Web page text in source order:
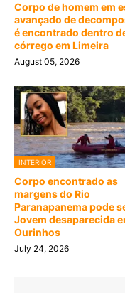
Corpo de homem em
avançado de
é encontrado dentro
córrego em Limeira
August 05, 2026
INTERIOR
Corpo encontrado as
margens do Rio
Paranapanema pode
Jovem desaparecida
Ourinhos
July 24, 2026